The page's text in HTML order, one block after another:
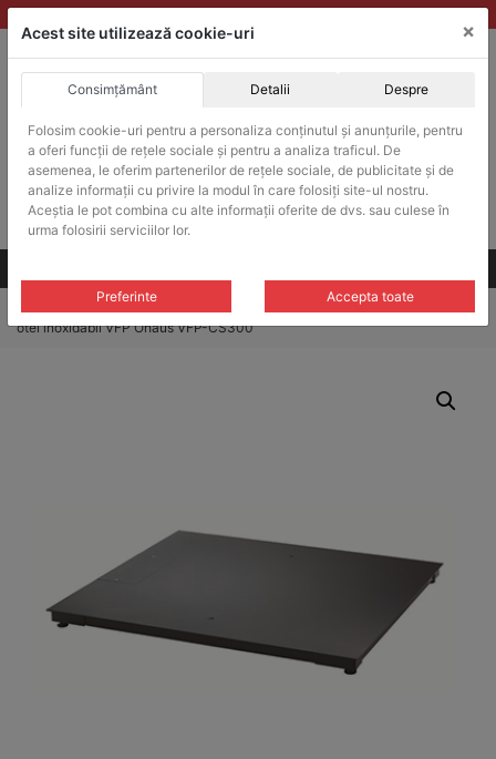
Skip
to
ACHIZITII PUBLICE
Produsele pot fi achizitionate si in sistemul SEAP / SICAP
Products
search
CAUTARE
Cere-ne oferta!
Platforme cantarire Platforme cantarire VFS/ Platforma cantarire
otel inoxidabil VFP Ohaus VFP-CS300
Acest site utilizează cookie-uri ×
Consimțământ Detalii Despre
Folosim cookie-uri pentru a personaliza conținutul și anunțurile, pentru
a oferi funcții de rețele sociale și pentru a analiza traficul. De
asemenea, le oferim partenerilor de rețele sociale, de publicitate și de
analize informații cu privire la modul în care folosiți site-ul nostru.
Aceștia le pot combina cu alte informații oferite de dvs. sau culese în
urma folosirii serviciilor lor.
Preferinte Accepta toate